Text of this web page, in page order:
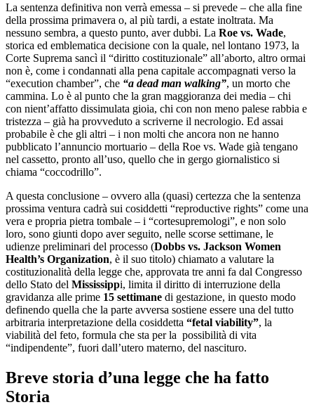
La sentenza definitiva non verrà emessa – si prevede – che alla fine
della prossima primavera o, al più tardi, a estate inoltrata. Ma
nessuno sembra, a questo punto, aver dubbi. La Roe vs. Wade,
storica ed emblematica decisione con la quale, nel lontano 1973, la
Corte Suprema sancì il “diritto costituzionale” all’aborto, altro ormai
non è, come i condannati alla pena capitale accompagnati verso la
“execution chamber”, che “a dead man walking”, un morto che
cammina. Lo è al punto che la gran maggioranza dei media – chi
con nient’affatto dissimulata gioia, chi con non meno palese rabbia e
tristezza – già ha provveduto a scriverne il necrologio. Ed assai
probabile è che gli altri – i non molti che ancora non ne hanno
pubblicato l’annuncio mortuario – della Roe vs. Wade già tengano
nel cassetto, pronto all’uso, quello che in gergo giornalistico si
chiama “coccodrillo”.
A questa conclusione – ovvero alla (quasi) certezza che la sentenza
prossima ventura cadrà sui cosiddetti “reproductive rights” come una
vera e propria pietra tombale – i “cortesupremologi”, e non solo
loro, sono giunti dopo aver seguito, nelle scorse settimane, le
udienze preliminari del processo (Dobbs vs. Jackson Women
Health’s Organization, è il suo titolo) chiamato a valutare la
costituzionalità della legge che, approvata tre anni fa dal Congresso
dello Stato del Mississippi, limita il diritto di interruzione della
gravidanza alle prime 15 settimane di gestazione, in questo modo
definendo quella che la parte avversa sostiene essere una del tutto
arbitraria interpretazione della cosiddetta “fetal viability”, la
viabilità del feto, formula che sta per la possibilità di vita
“indipendente”, fuori dall’utero materno, del nascituro.
Breve storia d’una legge che ha fatto
Storia